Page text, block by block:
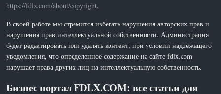
https://fdlx.com/about/copyright.
В своей работе мы стремится избегать нарушения авторских прав и
нарушения прав интеллектуальной собственности. Администрация
будет редактировать или удалять контент, при условии надлежащего
уведомления, что определенное содержание на сайте fdlx.com
нарушает права других лиц на интеллектуальную собственность.
Бизнес портал FDLX.COM: все статьи для